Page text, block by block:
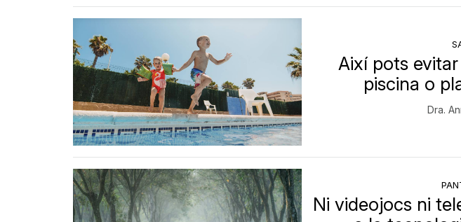
Així pots
piscina o
Dra.
Ni videojocs ni